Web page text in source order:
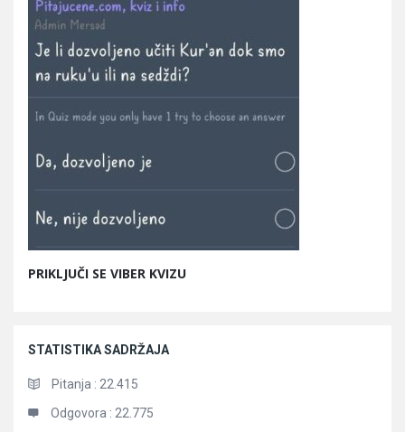
PRIKLJUČI SE VIBER KVIZU
STATISTIKA SADRŽAJA
Pitanja : 22.415
Odgovora : 22.775